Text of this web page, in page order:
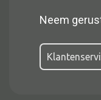
Dressoir
Nachtkast
Neem